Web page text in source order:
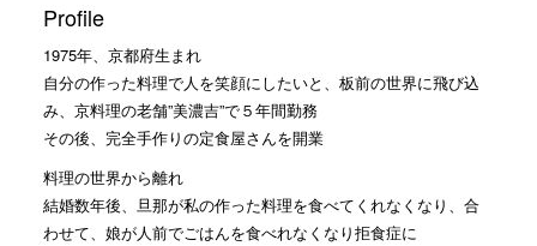
Profile
1975年、京都府生まれ
自分の作った料理で人を笑顔にしたいと、板前の世界に飛び込
み、京料理の老舗”美濃吉”で５年間勤務
その後、完全手作りの定食屋さんを開業
料理の世界から離れ
結婚数年後、旦那が私の作った料理を食べてくれなくなり、合
わせて、娘が人前でごはんを食べれなくなり拒食症に